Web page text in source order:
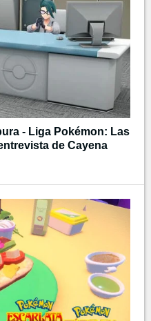
- Liga Pokémon: Las
de Cayena